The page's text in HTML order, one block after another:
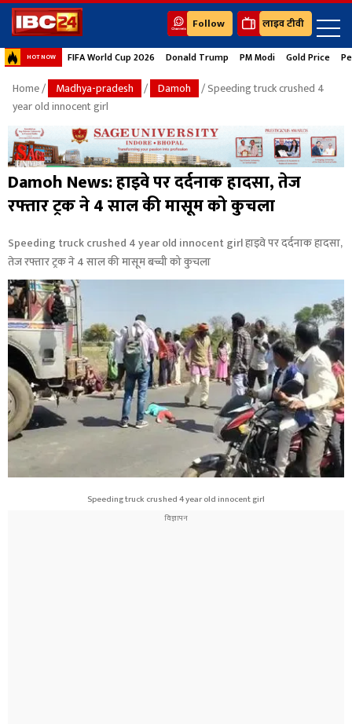
Follow लाइव टीवी
HOT NOW FIFA World Cup 2026 Donald Trump PM Modi Gold Price
Home/ Madhya-pradesh / Damoh
/ Speeding truck crushed 4
year old innocent girl
Damoh News: हाइवे पर दर्दनाक हादसा, तेज
रफ्तार ट्रक ने 4 साल की मासूम को कुचला
Speeding truck crushed 4 year old innocent girl हाइवे पर दर्दनाक हादसा,
तेज रफ्तार ट्रक ने 4 साल की मासूम बच्ची को कुचला
Speeding truck crushed 4 year old innocent girl